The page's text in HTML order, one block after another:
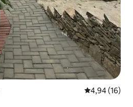
4,94 ud af 5 i
4,94 (16)